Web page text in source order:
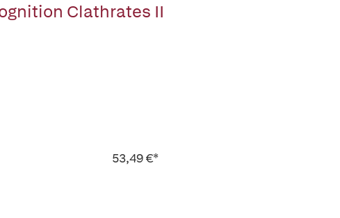
Clathrates II
53,49 €*